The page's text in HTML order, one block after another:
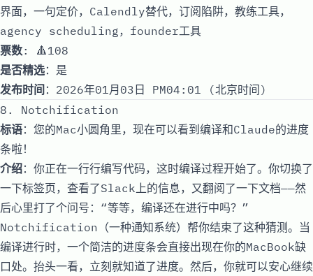
界面，一句定价，Calendly替代，订阅陷阱，教练工具，
agency scheduling，founder工具
票数: 🔺108
是否精选：是
发布时间 ：2026年01月03日 PM04:01 (北京时间)
8. Notchification
标语：您的Mac小圆角里，现在可以看到编译和Claude的进度
条啦！
介绍：你正在一行行编写代码，这时编译过程开始了。你切换了
一下标签页，查看了Slack上的信息，又翻阅了一下文档——然
后心里打了个问号：“等等，编译还在进行中吗？”
Notchification（一种通知系统）帮你结束了这种猜测。当
编译进行时，一个简洁的进度条会直接出现在你的MacBook缺
口处。抬头一看，立刻就知道了进度。然后，你就可以安心继续